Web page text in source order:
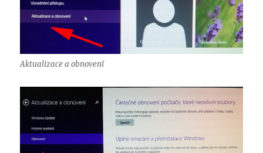
Aktualizace a obnovení